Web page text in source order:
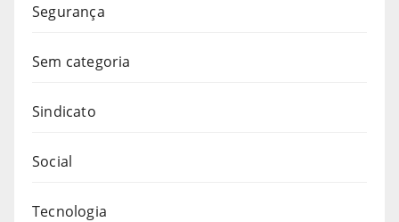
Segurança
Sem categoria
Sindicato
Social
Tecnologia